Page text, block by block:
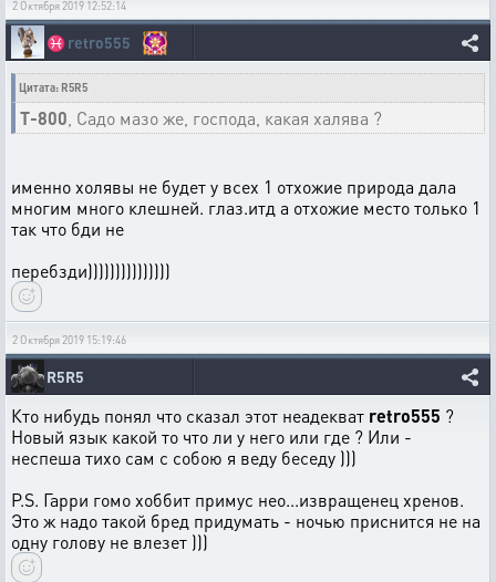
2 Октября 2019 12:52:14
♓retro555
Цитата: R5R5
T-800 , Садо мазо же, господа, какая халява ?
именно холявы не будет у всех 1 отхожие природа дала
многим много клешней. глаз.итд а отхожие место только 1
так что бди не
перебзди)))))))))))))))
2 Октября 2019 15:19:46
R5R5
Кто нибудь понял что сказал этот неадекват retro555 ?
Новый язык какой то что ли у него или где ? Или -
неспеша тихо сам с собою я веду беседу )))
P.S. Гарри гомо хоббит примус нео...извращенец хренов.
Это ж надо такой бред придумать - ночью приснится не на
одну голову не влезет )))